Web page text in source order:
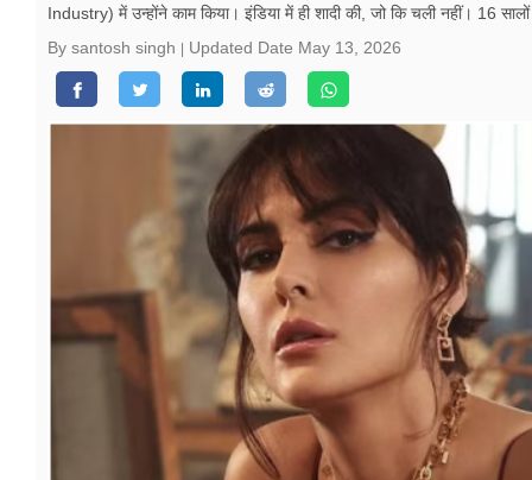
वीडियो
रिलेशनशिप
ब्‍यूटी
जॉब्स
Industry) में उन्होंने काम किया। इंडिया में ही शादी की, जो कि चली नहीं। 16
By santosh singh
Updated Date May 13, 2026